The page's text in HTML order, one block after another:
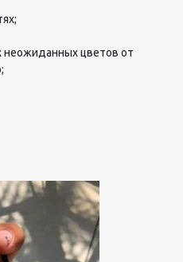
неожиданных цветов от